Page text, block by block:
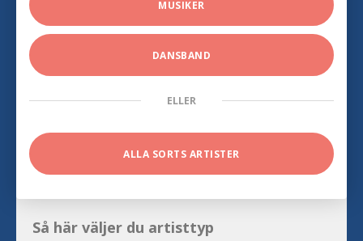
MUSIKER
DANSBAND
ELLER
ALLA SORTS ARTISTER
Så här väljer du artisttyp